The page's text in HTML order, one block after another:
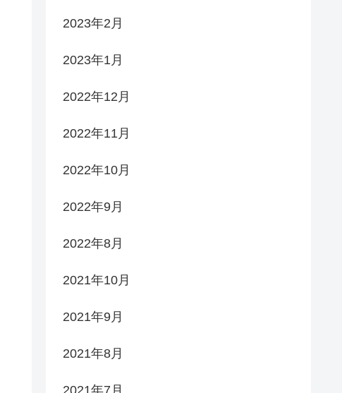
2023年2月
2023年1月
2022年12月
2022年11月
2022年10月
2022年9月
2022年8月
2021年10月
2021年9月
2021年8月
2021年7月